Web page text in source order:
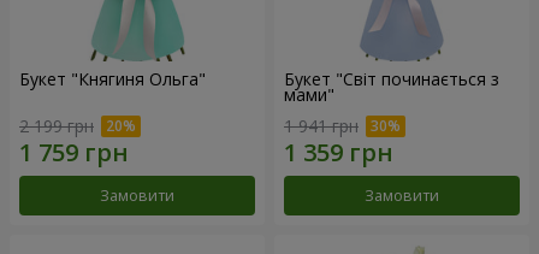
Букет "Княгиня Ольга"
2 199 грн
Замовити
Букет "Світ починається з
мами"
1 941 грн
Замовити